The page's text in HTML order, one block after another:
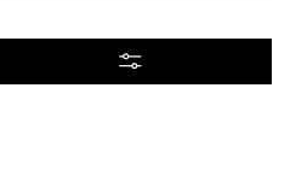
Filtrar